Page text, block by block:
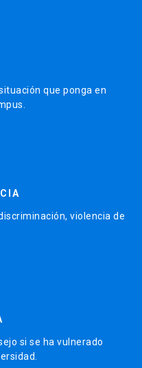
que ponga en
violencia de
si se ha vulnerado